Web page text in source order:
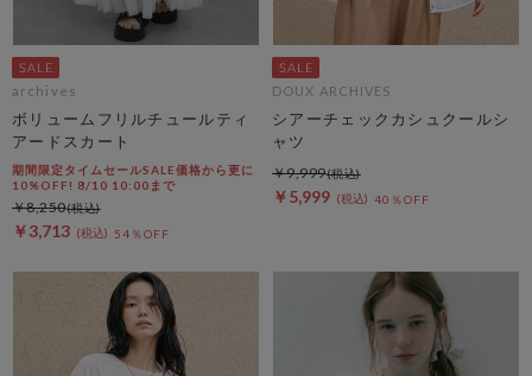
archives
ボリュームフリルチュールティ
アードスカート
期間限定タイムセールSALE価格から更に
10%OFF! 8/10 10:00まで
￥3,713 54％OFF
￥8,250
DOUX ARCHIVES
シアーチェックカシュクールシ
ャツ
￥5,999 40％OFF
￥9,999